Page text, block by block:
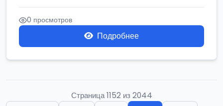
0 просмотров
Подробнее
Страница 1152 из 2044